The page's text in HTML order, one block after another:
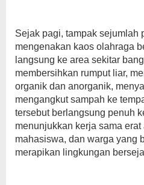
Sejak pagi, tampak sejumlah
mengenakan kaos olahraga
langsung ke area sekitar
membersihkan rumput liar,
organik dan anorganik,
mengangkut sampah ke
tersebut berlangsung penuh
menunjukkan kerja sama
mahasiswa, dan warga yang
merapikan lingkungan